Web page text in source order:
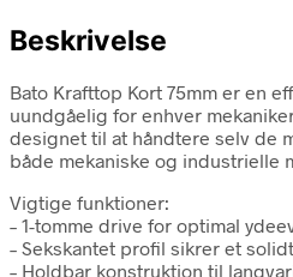
Beskrivelse
Bato Krafttop Kort 75mm er en
uundgåelig for enhver
designet til at håndtere selv de
både mekaniske og industrielle
Vigtige funktioner:
– 1-tomme drive for optimal
– Sekskantet profil sikrer et
– Holdbar konstruktion til